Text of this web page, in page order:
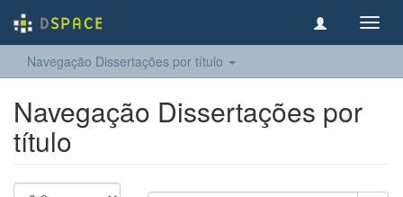
Navegação Dissertações por título
Navegação Dissertações por
título